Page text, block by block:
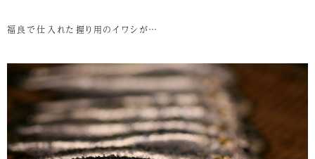
福良で仕入れた握り用のイワシが…